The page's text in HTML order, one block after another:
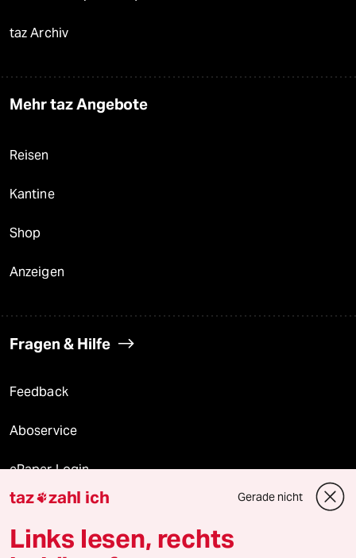
taz Archiv
Mehr taz Angebote
Reisen
Kantine
Shop
Anzeigen
Fragen & Hilfe
Feedback
Aboservice
ePaper Login
Downloads für Abonnierende
taz zahl ich Gerade nicht
Links lesen, rechts